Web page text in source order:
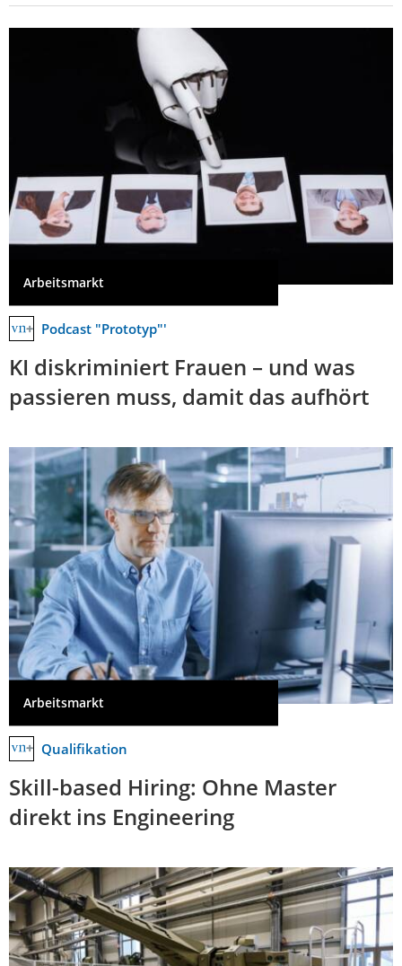
Arbeitsmarkt
Podcast "Prototyp"'
KI diskriminiert Frauen – und was
passieren muss, damit das aufhört
Arbeitsmarkt
Qualifikation
Skill-based Hiring: Ohne Master
direkt ins Engineering